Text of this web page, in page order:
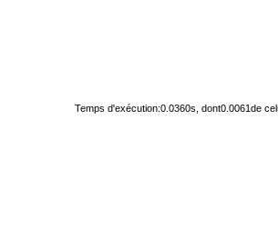
Temps d'exécution:0.0360s, dont0.0061de